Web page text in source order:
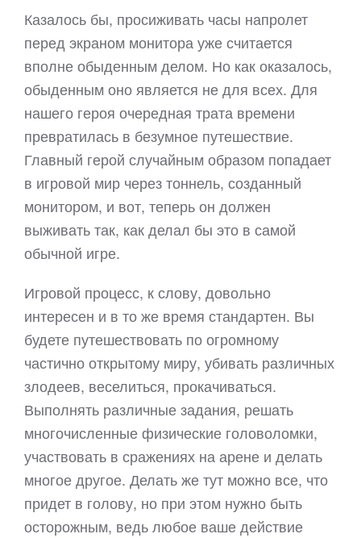
Казалось бы, просиживать часы напролет
перед экраном монитора уже считается
вполне обыденным делом. Но как оказалось,
обыденным оно является не для всех. Для
нашего героя очередная трата времени
превратилась в безумное путешествие.
Главный герой случайным образом попадает
в игровой мир через тоннель, созданный
монитором, и вот, теперь он должен
выживать так, как делал бы это в самой
обычной игре.
Игровой процесс, к слову, довольно
интересен и в то же время стандартен. Вы
будете путешествовать по огромному
частично открытому миру, убивать различных
злодеев, веселиться, прокачиваться.
Выполнять различные задания, решать
многочисленные физические головоломки,
участвовать в сражениях на арене и делать
многое другое. Делать же тут можно все, что
придет в голову, но при этом нужно быть
осторожным, ведь любое ваше действие